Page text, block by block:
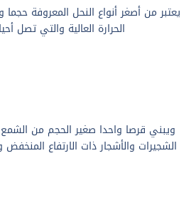
يعتبر من أصغر أنواع النحل المعروفة
الحرارة العالية والتي تصل
ويبني قرصا واحدا صغير الحجم من
الشجيرات والأشجار ذات الارتفاع